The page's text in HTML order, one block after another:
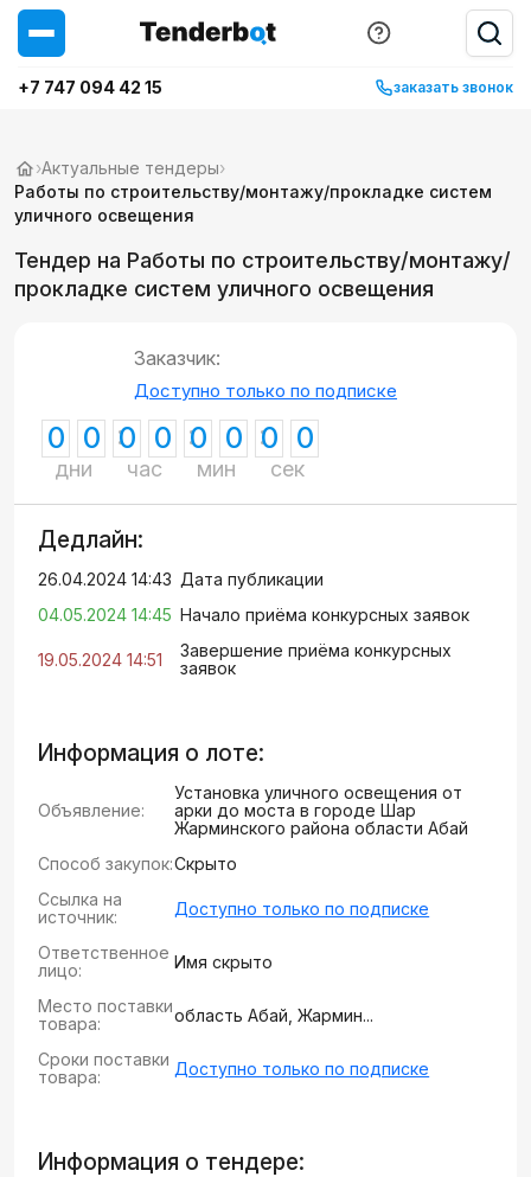
+7 747 094 42 15 заказать звонок
›Актуальные тендеры›
Работы по строительству/монтажу/прокладке систем
уличного освещения
Тендер на Работы по строительству/монтажу/
прокладке систем уличного освещения
Заказчик:
Доступно только по подписке
0 0
дни
0 0
час
0 0
мин
0 0
сек
Дедлайн:
26.04.2024 14:43 Дата публикации
04.05.2024 14:45 Начало приёма конкурсных заявок
19.05.2024 14:51
Завершение приёма конкурсных
заявок
Информация о лоте:
Объявление:
Установка уличного освещения от
арки до моста в городе Шар
Жарминского района области Абай
Способ закупок:Скрыто
Ссылка на
источник:
Доступно только по подписке
Ответственное
лицо:
Имя скрыто
Место поставки
товара:
область Абай, Жармин...
Сроки поставки
товара:
Доступно только по подписке
Информация о тендере: